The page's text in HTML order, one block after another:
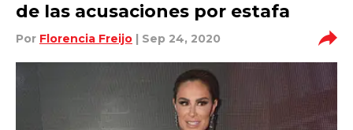
de las acusaciones por estafa
Por Florencia Freijo | Sep 24, 2020